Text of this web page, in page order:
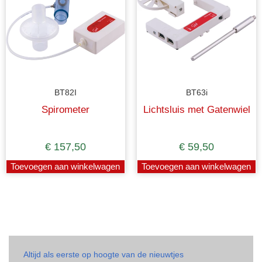
BT82I
Spirometer
€ 157,50
Toevoegen aan winkelwagen
BT63i
Lichtsluis met Gatenwiel
€ 59,50
Toevoegen aan winkelwagen
Altijd als eerste op hoogte van de nieuwtjes